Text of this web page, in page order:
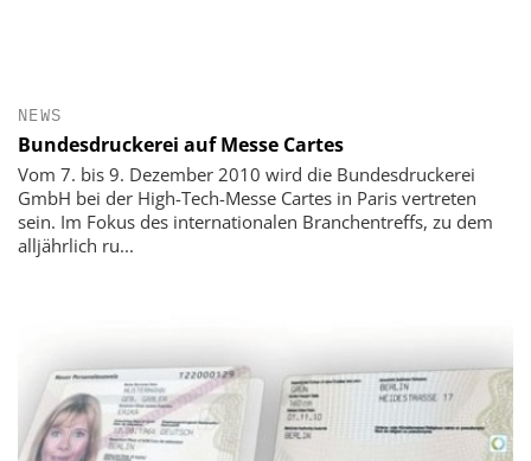
NEWS
Bundesdruckerei auf Messe Cartes
Vom 7. bis 9. Dezember 2010 wird die Bundesdruckerei
GmbH bei der High-Tech-Messe Cartes in Paris vertreten
sein. Im Fokus des internationalen Branchentreffs, zu dem
alljährlich ru...